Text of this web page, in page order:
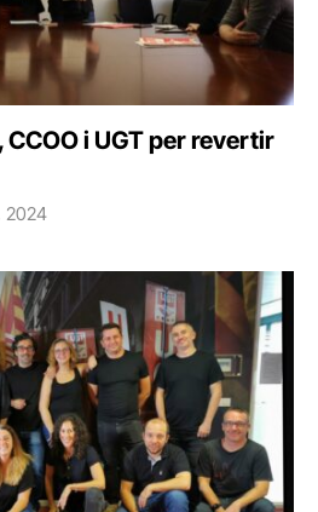
i UGT per revertir
2024